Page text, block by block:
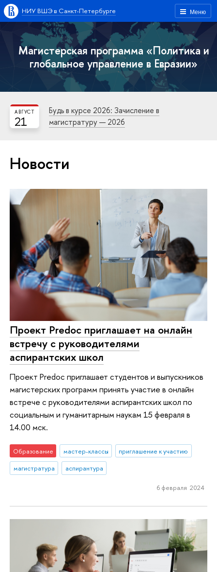
Меню
НИУ ВШЭ в Санкт-Петербурге
Магистерская программа «Политика и
глобальное управление в Евразии»
21
АВГУСТ
Будь в курсе 2026: Зачисление в
магистратуру — 2026
Новости
Проект Predoc приглашает на онлайн
встречу с руководителями
аспирантских школ
Проект Predoc приглашает студентов и выпускников
магистерских программ принять участие в онлайн
встрече с руководителями аспирантских школ по
социальным и гуманитарным наукам 15 февраля в
14.00 мск.
Образование мастер-классы
приглашение к участию
магистратура
аспирантура
6 февраля 2024